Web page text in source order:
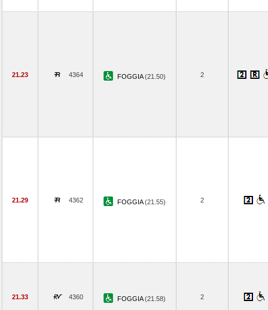
21.23 4364 FOGGIA(21.50) 2
21.29 4362 FOGGIA(21.55) 2
21.33 4360 FOGGIA(21.58) 2